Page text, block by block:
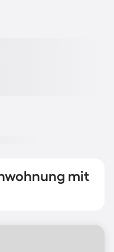
mit